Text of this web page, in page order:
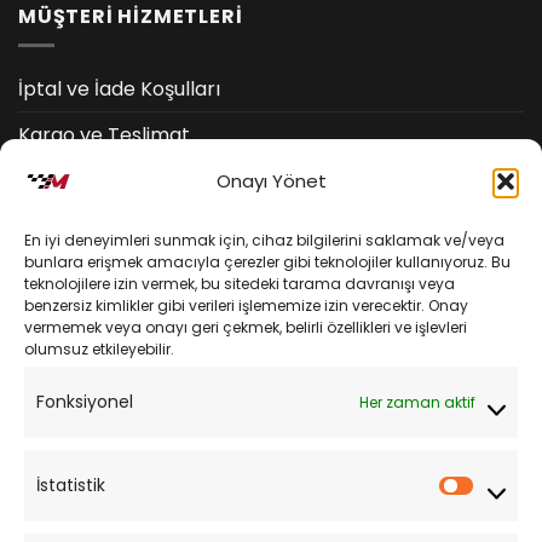
Onayı Yönet
En iyi deneyimleri sunmak için, cihaz bilgilerini saklamak ve/veya
bunlara erişmek amacıyla çerezler gibi teknolojiler kullanıyoruz. Bu
teknolojilere izin vermek, bu sitedeki tarama davranışı veya
benzersiz kimlikler gibi verileri işlememize izin verecektir. Onay
vermemek veya onayı geri çekmek, belirli özellikleri ve işlevleri
olumsuz etkileyebilir.
Fonksiyonel Her zaman aktif
İstatistik
MÜŞTERİ HİZMETLERİ
İptal ve İade Koşulları
Kargo ve Teslimat
Kişisel Verilerin Korunması
YARDIM
Müşteri Hizmetleri
Sipariş Takibi